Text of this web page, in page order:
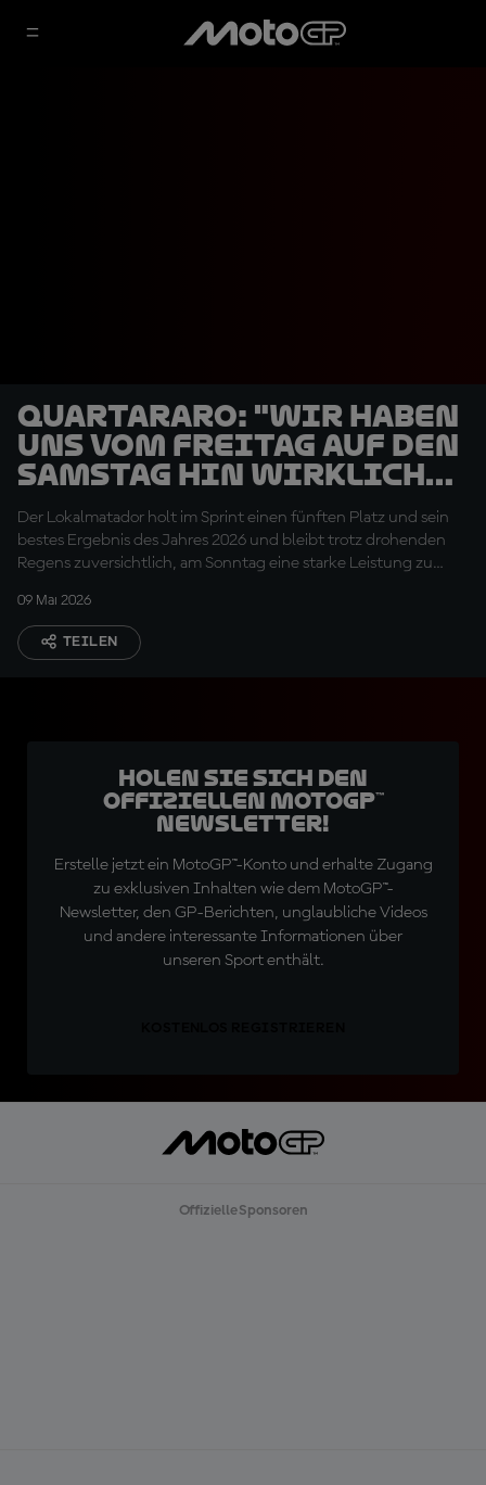
Quartararo: "Wir haben
uns vom Freitag auf den
Samstag hin wirklich
gut entwickelt"
Der Lokalmatador holt im Sprint einen fünften Platz und sein
bestes Ergebnis des Jahres 2026 und bleibt trotz drohenden
Regens zuversichtlich, am Sonntag eine starke Leistung zu
09 Mai 2026
TEILEN
Holen Sie sich den
offiziellen MotoGP™
Newsletter!
Erstelle jetzt ein MotoGP™-Konto und erhalte Zugang
zu exklusiven Inhalten wie dem MotoGP™-
Newsletter, den GP-Berichten, unglaubliche Videos
und andere interessante Informationen über
unseren Sport enthält.
Offizielle Sponsoren